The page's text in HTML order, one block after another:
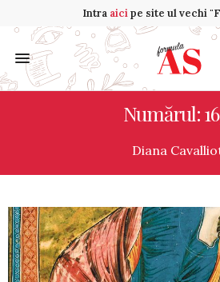
Intra aicipe site ul vechi
Numărul:
Diana